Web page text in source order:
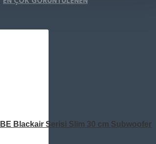
Blackair Serisi Slim 30 cm Subwoofer